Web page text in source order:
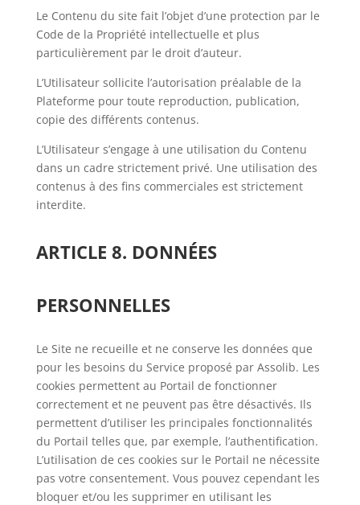
Le Contenu du site fait l’objet d’une protection par le
Code de la Propriété intellectuelle et plus
particulièrement par le droit d’auteur.
L’Utilisateur sollicite l’autorisation préalable de la
Plateforme pour toute reproduction, publication,
copie des différents contenus.
L’Utilisateur s’engage à une utilisation du Contenu
dans un cadre strictement privé. Une utilisation des
contenus à des fins commerciales est strictement
interdite.
ARTICLE 8. DONNÉES
PERSONNELLES
Le Site ne recueille et ne conserve les données que
pour les besoins du Service proposé par Assolib. L es
cookies permettent au Portail de fonctionner
correctement et ne peuvent pas être désactivés. Ils
permettent d’utiliser les principales fonctionnalités
du Portail telles que, par exemple, l’authentification.
L’utilisation de ces cookies sur le Portail ne nécessite
pas votre consentement. Vous pouvez cependant les
bloquer et/ou les supprimer en utilisant les